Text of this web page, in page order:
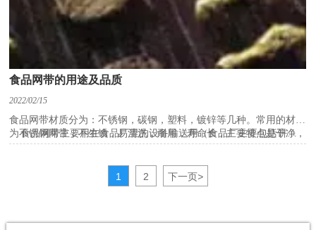
食品网带的用途及品质
2022/02/15
食品网带材质分为：不锈钢，碳钢，塑料，镀锌等几种。常用的材质
为不锈钢网带，不生锈，易清洗，耐用，寿命长，主要特点是干净，
用于食品加工行业中，卫生达标。
食品网带主要用在食品厂里的设备输送用（食品厂主要包括饼干
厂，脱水蔬菜厂，罐头厂，冷冻厂，方便面厂等），食品网带有链条
强、抗拉强度大、延伸率小，螺距均匀、热流循环快、节约能源、使
用寿命长等优点，规格有曲轴、直轴、菱形、单节能型、双股螺旋形
1 2 下一页>